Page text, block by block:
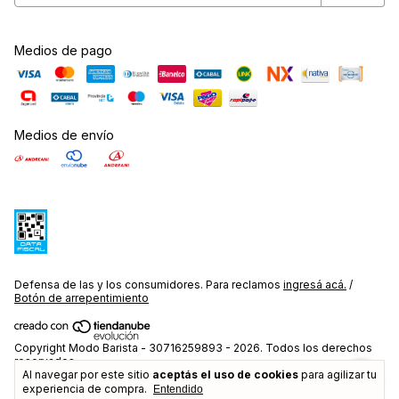
Al navegar por este sitio aceptás el uso de cookies para agilizar tu
experiencia de compra.
Entendido
Medios de pago
Medios de envío
Defensa de las y los consumidores. Para reclamos ingresá acá. /
Botón de arrepentimiento
Copyright Modo Barista - 30716259893 - 2026. Todos los derechos
reservados.